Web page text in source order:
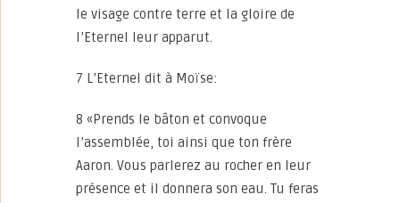
le visage contre terre et la gloire de
l’Eternel leur apparut.
7 L’Eternel dit à Moïse:
8 «Prends le bâton et convoque
l’assemblée, toi ainsi que ton frère
Aaron. Vous parlerez au rocher en leur
présence et il donnera son eau. Tu feras